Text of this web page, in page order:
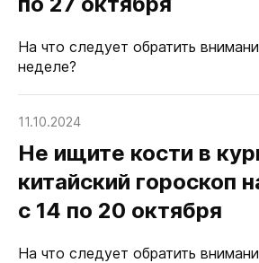
На что следует обратить
неделе?
11.10.2024
Не ищите кости в
китайский гороскоп
с 14 по 20 октября
На что следует обратить